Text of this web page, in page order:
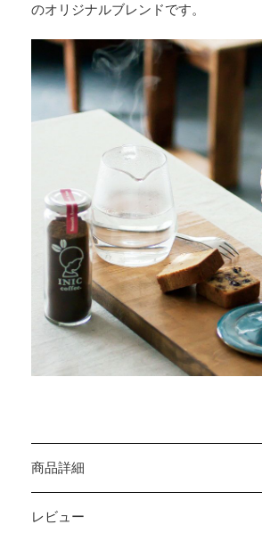
のオリジナルブレンドです。
商品詳細
レビュー